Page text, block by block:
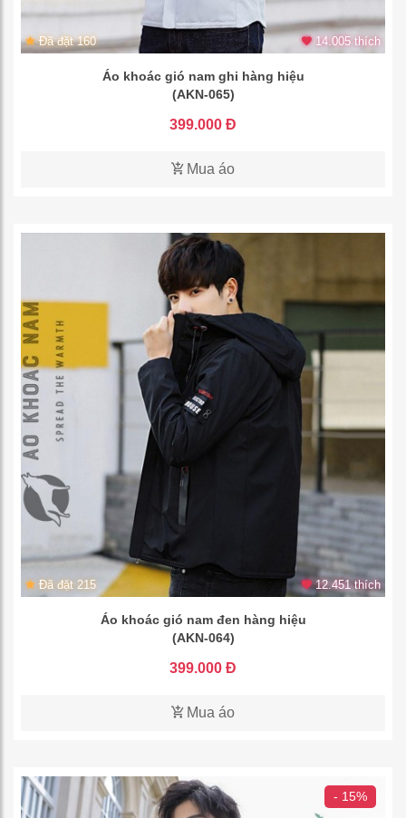
Đã đặt 160 14.005 thích
Áo khoác gió nam ghi hàng hiệu
(AKN-065)
399.000 Đ
Mua áo
Đã đặt 215 12.451 thích
Áo khoác gió nam đen hàng hiệu
(AKN-064)
399.000 Đ
Mua áo
- 15%